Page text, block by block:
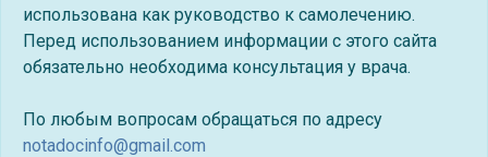
использована как руководство к самолечению.
Перед использованием информации с этого сайта
обязательно необходима консультация у врача.
По любым вопросам обращаться по адресу
notadocinfo@gmail.com